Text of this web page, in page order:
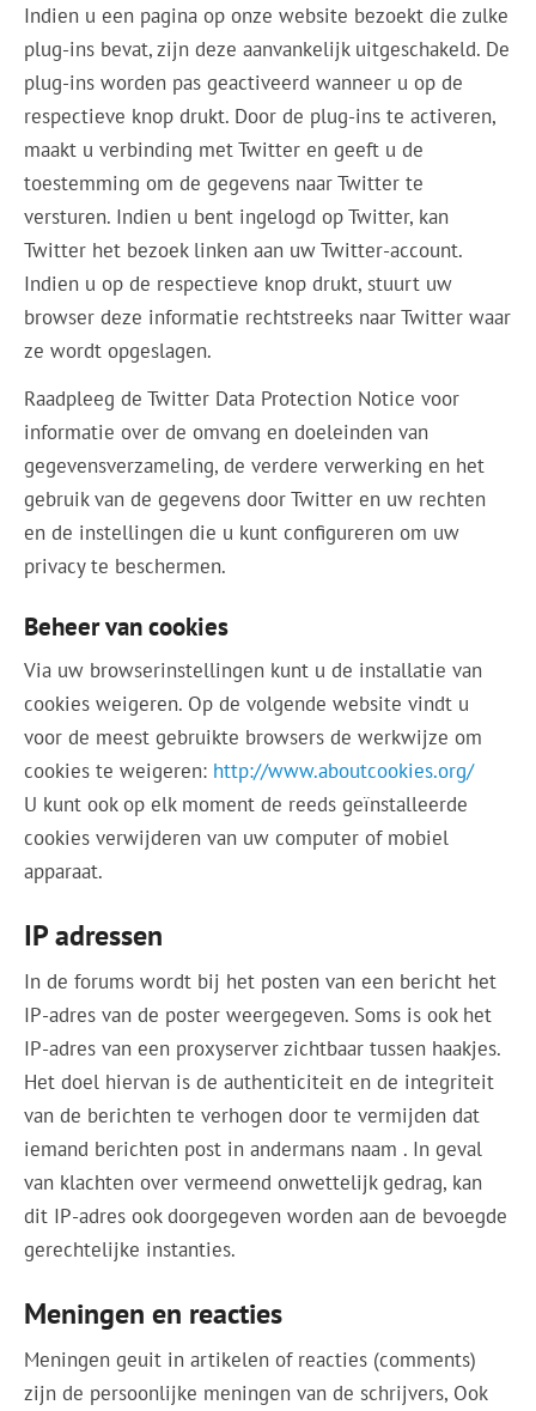
Indien u een pagina op onze website bezoekt die zulke
plug-ins bevat, zijn deze aanvankelijk uitgeschakeld. De
plug-ins worden pas geactiveerd wanneer u op de
respectieve knop drukt. Door de plug-ins te activeren,
maakt u verbinding met Twitter en geeft u de
toestemming om de gegevens naar Twitter te
versturen. Indien u bent ingelogd op Twitter, kan
Twitter het bezoek linken aan uw Twitter-account.
Indien u op de respectieve knop drukt, stuurt uw
browser deze informatie rechtstreeks naar Twitter waar
ze wordt opgeslagen.
Raadpleeg de Twitter Data Protection Notice voor
informatie over de omvang en doeleinden van
gegevensverzameling, de verdere verwerking en het
gebruik van de gegevens door Twitter en uw rechten
en de instellingen die u kunt configureren om uw
privacy te beschermen.
Beheer van cookies
Via uw browserinstellingen kunt u de installatie van
cookies weigeren. Op de volgende website vindt u
voor de meest gebruikte browsers de werkwijze om
cookies te weigeren: http://www.aboutcookies.org/
U kunt ook op elk moment de reeds geïnstalleerde
cookies verwijderen van uw computer of mobiel
apparaat.
IP adressen
In de forums wordt bij het posten van een bericht het
IP-adres van de poster weergegeven. Soms is ook het
IP-adres van een proxyserver zichtbaar tussen haakjes.
Het doel hiervan is de authenticiteit en de integriteit
van de berichten te verhogen door te vermijden dat
iemand berichten post in andermans naam . In geval
van klachten over vermeend onwettelijk gedrag, kan
dit IP-adres ook doorgegeven worden aan de bevoegde
gerechtelijke instanties.
Meningen en reacties
Meningen geuit in artikelen of reacties (comments)
zijn de persoonlijke meningen van de schrijvers, Ook